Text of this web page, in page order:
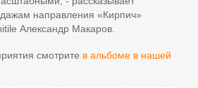
направления «Кирпич»
Александр Макаров.
смотрите в альбоме в нашей